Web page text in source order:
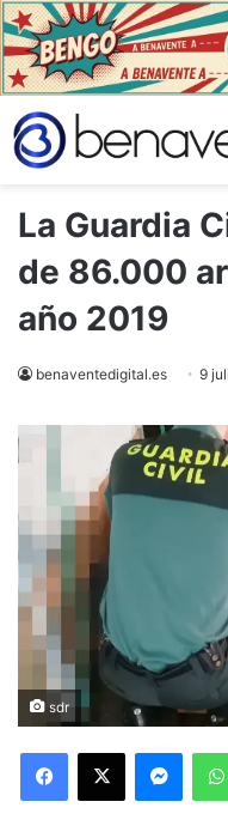
La Guardia
de 86.000
año 2019
benaventedigital.es 9
sdr
Facebook
X